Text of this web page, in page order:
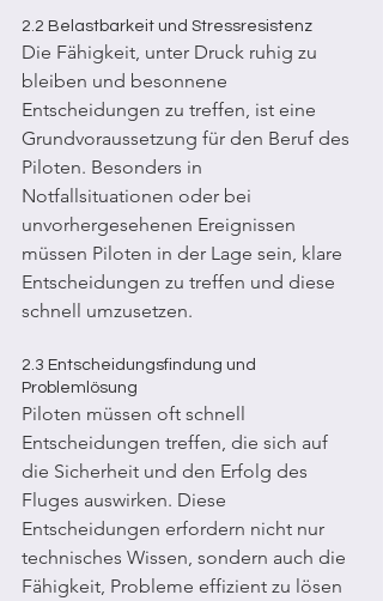
2.2 Belastbarkeit und Stressresistenz
Die Fähigkeit, unter Druck ruhig zu
bleiben und besonnene
Entscheidungen zu treffen, ist eine
Grundvoraussetzung für den Beruf des
Piloten. Besonders in
Notfallsituationen oder bei
unvorhergesehenen Ereignissen
müssen Piloten in der Lage sein, klare
Entscheidungen zu treffen und diese
schnell umzusetzen.
2.3 Entscheidungsfindung und
Problemlösung
Piloten müssen oft schnell
Entscheidungen treffen, die sich auf
die Sicherheit und den Erfolg des
Fluges auswirken. Diese
Entscheidungen erfordern nicht nur
technisches Wissen, sondern auch die
Fähigkeit, Probleme effizient zu lösen